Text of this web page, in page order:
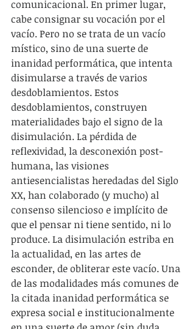
comunicacional. En primer lugar,
cabe consignar su vocación por el
vacío. Pero no se trata de un vacío
místico, sino de una suerte de
inanidad performática, que intenta
disimularse a través de varios
desdoblamientos. Estos
desdoblamientos, construyen
materialidades bajo el signo de la
disimulación. La pérdida de
reflexividad, la desconexión post-
humana, las visiones
antiesencialistas heredadas del Siglo
XX, han colaborado (y mucho) al
consenso silencioso e implícito de
que el pensar ni tiene sentido, ni lo
produce. La disimulación estriba en
la actualidad, en las artes de
esconder, de obliterar este vacío. Una
de las modalidades más comunes de
la citada inanidad performática se
expresa social e institucionalmente